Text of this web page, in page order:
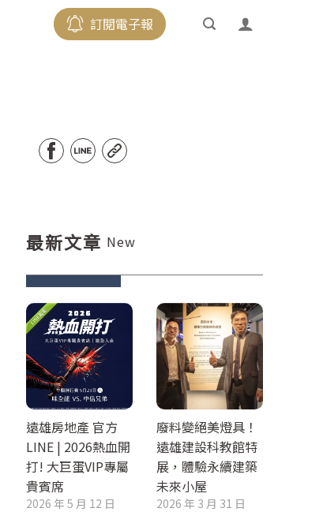
訂閱電子報
最新文章 New
遠雄房地產 官方
LINE | 2026熱血開
打! 大巨蛋VIP專屬
貴賓席
2026 年 5 月 12 日
廢料變絕美燈具！
遠雄建設科教館特
展，體驗永續建築
未來小屋
2026 年 3 月 31 日